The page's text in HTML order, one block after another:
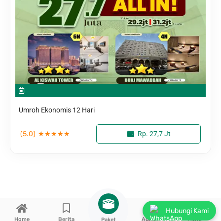
Umroh Ekonomis 12 Hari
(5.0) ★★★★★ Rp. 27,7 Jt
Home Berita Admin Menu
Hubungi Kami